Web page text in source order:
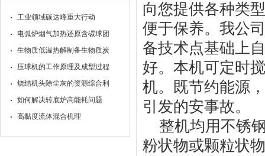
工业领域碳达峰重大行动
电弧炉烟气加热还原含碳球团
生物质低温热解制备生物质炭
压球机的工作原理及成型过程
烧结机头除尘灰的资源综合利
如何解决转底炉高能耗问题
高黏度流体混合机理
向您提供各种类
便于保养。我公司
备技术点基础上
好。本机可定时
机。既节约能源
引发的安事故。
整机均用不锈
粉状物或颗粒状